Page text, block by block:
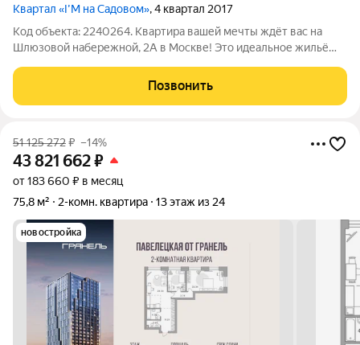
Квартал «I’M на Садовом», 4 квартал 2017
Код объекта: 2240264. Квартира вашей мечты ждёт вас на
Шлюзовой набережной, 2А в Москве! Это идеальное жильё
на втором этаже семиэтажного монолитного дома,
построенного в 2017 году. Общая
Позвонить
51 125 272₽ –14%
43 821 662₽
от 183 660 ₽ в месяц
75,8 м²
2-комн. квартира 13 этаж из 24
новостройка